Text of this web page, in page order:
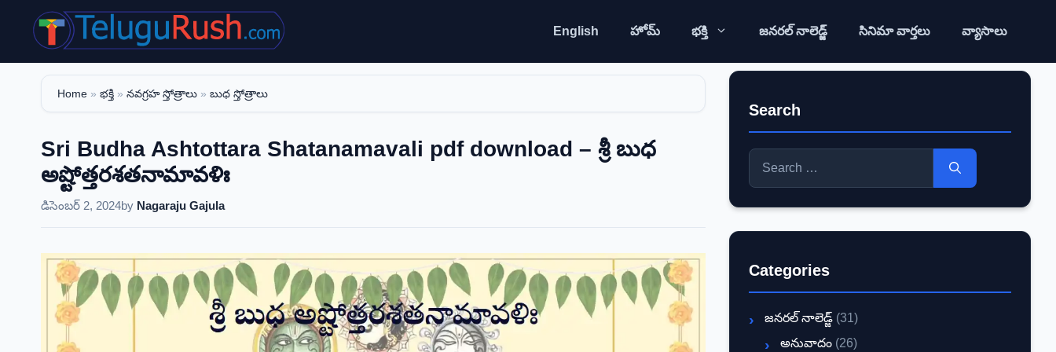
content
English హోమ్ భక్తి జనరల్ నాలెడ్జ్ సినిమా వార్తలు వ్యాసాలు
Home » భక్తి » నవగ్రహ స్తోత్రాలు » బుధ స్తోత్రాలు
Sri Budha Ashtottara Shatanamavali pdf download – శ్రీ బుధ
అష్టోత్తరశతనామావళిః
డిసెంబర్ 2, 2024by Nagaraju Gajula
Search
Search
for:
Categories
జనరల్ నాలెడ్జ్ (31)
అనువాదం (26)